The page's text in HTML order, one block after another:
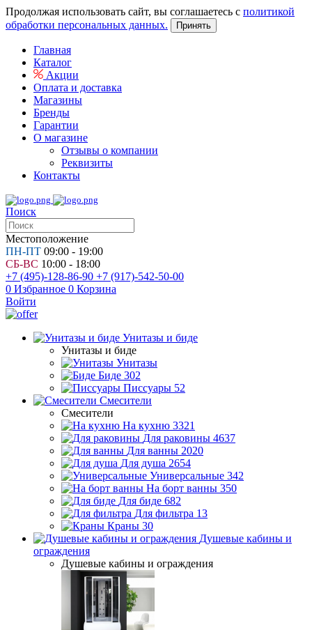
Продолжая использовать сайт, вы соглашаетесь с политикой
обработки персональных данных.
Принять
Главная
Каталог
Акции
Оплата и доставка
Магазины
Бренды
Гарантии
О магазине
Отзывы о компании
Реквизиты
Контакты
Поиск
Местоположение
ПН-ПТ 09:00 - 19:00
СБ-ВС 10:00 - 18:00
+7 (495)-128-86-90 +7 (917)-542-50-00
0 Избранное 0 Корзина
Войти
Унитазы и биде
Унитазы и биде
Унитазы
Биде 302
Писсуары 52
Смесители
Смесители
На кухню 3321
Для раковины 4637
Для ванны 2020
Для душа 2654
Универсальные 342
На борт ванны 350
Для биде 682
Для фильтра 13
Краны 30
Душевые кабины и
ограждения
Душевые кабины и ограждения